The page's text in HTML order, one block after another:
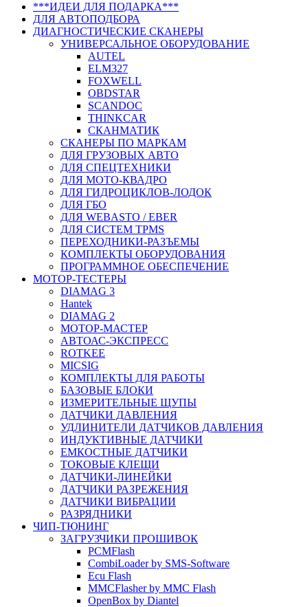
***ИДЕИ ДЛЯ ПОДАРКА***
ДЛЯ АВТОПОДБОРА
ДИАГНОСТИЧЕСКИЕ СКАНЕРЫ
УНИВЕРСАЛЬНОЕ ОБОРУДОВАНИЕ
AUTEL
ELM327
FOXWELL
OBDSTAR
SCANDOC
THINKCAR
СКАНМАТИК
СКАНЕРЫ ПО МАРКАМ
ДЛЯ ГРУЗОВЫХ АВТО
ДЛЯ СПЕЦТЕХНИКИ
ДЛЯ МОТО-КВАДРО
ДЛЯ ГИДРОЦИКЛОВ-ЛОДОК
ДЛЯ ГБО
ДЛЯ WEBASTO / EBER
ДЛЯ СИСТЕМ TPMS
ПЕРЕХОДНИКИ-РАЗЪЕМЫ
КОМПЛЕКТЫ ОБОРУДОВАНИЯ
ПРОГРАММНОЕ ОБЕСПЕЧЕНИЕ
МОТОР-ТЕСТЕРЫ
DIAMAG 3
Hantek
DIAMAG 2
МОТОР-МАСТЕР
АВТОАС-ЭКСПРЕСС
ROTKEE
MICSIG
КОМПЛЕКТЫ ДЛЯ РАБОТЫ
БАЗОВЫЕ БЛОКИ
ИЗМЕРИТЕЛЬНЫЕ ЩУПЫ
ДАТЧИКИ ДАВЛЕНИЯ
УДЛИНИТЕЛИ ДАТЧИКОВ ДАВЛЕНИЯ
ИНДУКТИВНЫЕ ДАТЧИКИ
ЕМКОСТНЫЕ ДАТЧИКИ
ТОКОВЫЕ КЛЕЩИ
ДАТЧИКИ-ЛИНЕЙКИ
ДАТЧИКИ РАЗРЕЖЕНИЯ
ДАТЧИКИ ВИБРАЦИИ
РАЗРЯДНИКИ
ЧИП-ТЮНИНГ
ЗАГРУЗЧИКИ ПРОШИВОК
PCMFlash
CombiLoader by SMS-Software
Ecu Flash
MMCFlasher by MMC Flash
OpenBox by Diantel